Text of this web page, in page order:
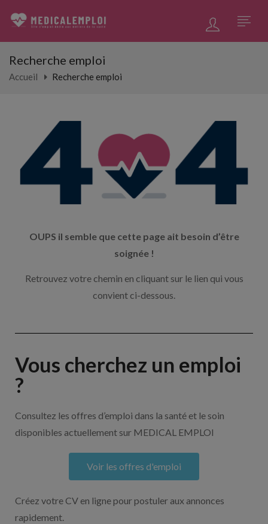
Recherche emploi
Accueil Recherche emploi
OUPS il semble que cette page ait besoin d’être
soignée !
Retrouvez votre chemin en cliquant sur le lien qui vous
convient ci-dessous.
Vous cherchez un emploi
?
Consultez les offres d’emploi dans la santé et le soin
disponibles actuellement sur MEDICAL EMPLOI
Voir les offres d'emploi
Créez votre CV en ligne pour postuler aux annonces
rapidement.